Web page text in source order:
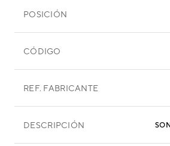
POSICIÓN
CÓDIGO
REF. FABRICANTE
DESCRIPCIÓN